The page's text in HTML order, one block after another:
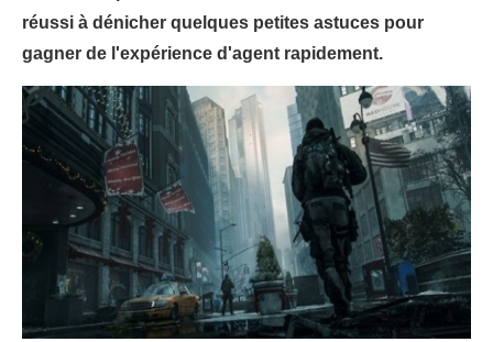
réussi à dénicher quelques petites astuces pour
gagner de l'expérience d'agent rapidement.